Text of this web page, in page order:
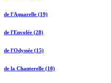
de l'Aquarelle (19)
de l'Envolée (28)
de l'Odyssée (15)
de la Chanterelle (10)